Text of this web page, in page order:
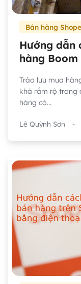
Bán hàng
Hướng dẫn
hàng
Trào lưu mua
khá rầm rộ trong
hàng có...
Lê Quỳnh Sơn -